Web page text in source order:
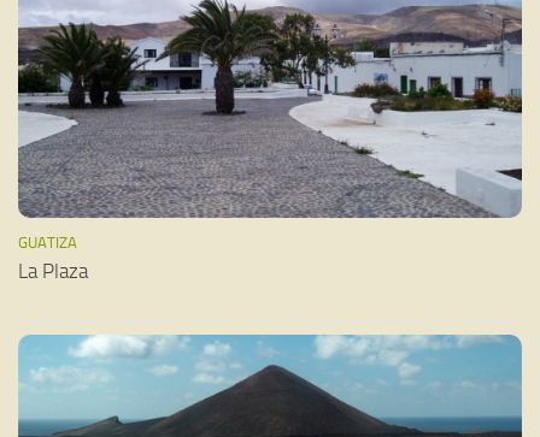
GUATIZA
La Plaza